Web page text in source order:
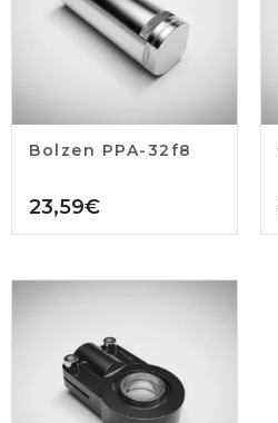
Bolzen PPA-32f8
23,59€